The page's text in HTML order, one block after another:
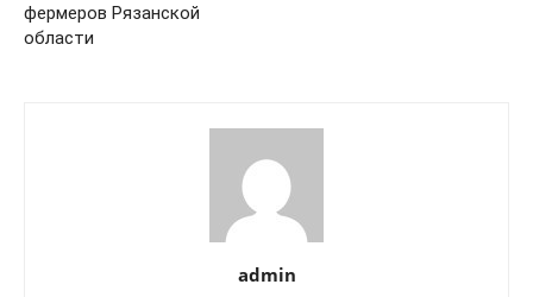
фермеров Рязанской
области
admin